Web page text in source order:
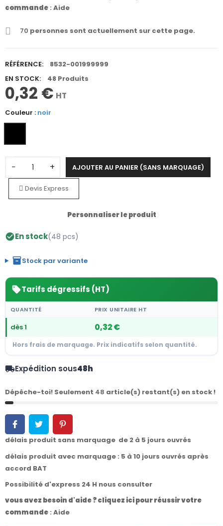
commande : Aide
70 personnes sont actuellement sur cette page.
RÉFÉRENCE:
8532-001999999
EN STOCK:
48 Produits
0,32 € HT
Couleur : noir
− + AJOUTER AU PANIER (SANS MARQUAGE)
Devis Express
Personnaliser le produit
check_circleEn stock(48 pcs)
inventory_2Stock par variante
sellTarifs dégressifs (HT)
QUANTITÉ PRIX UNITAIRE HT
dès 1 0,32 €
Hors frais de marquage. Prix indicatifs selon quantité.
local_shippingExpédition sous48h
Dépêche-toi! Seulement 48 article(s) restant(s) en stock !
délais produit sans marquage de 2 à 5 jours ouvrés
délais produit avec marquage : 5 à 10 jours ouvrés après
accord BAT
Possibilité d'express 24 H nous consulter
vous avez besoin d'aide ? cliquez ici pour réussir votre
commande : Aide